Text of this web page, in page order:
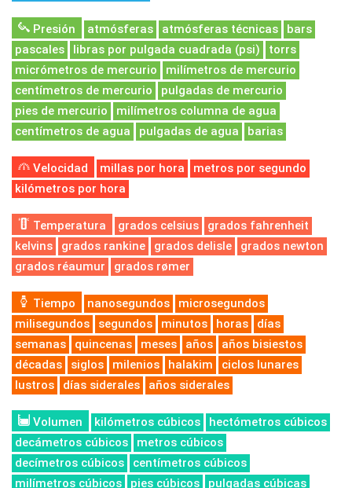
Presión atmósferas atmósferas técnicas
bars
pascales
libras por pulgada cuadrada (psi)
torrs
micrómetros de mercurio
milímetros de mercurio
centímetros de mercurio
pulgadas de mercurio
pies de mercurio
milímetros columna de agua
centímetros de agua
pulgadas de agua barias
Velocidad millas por hora
metros por segundo
kilómetros por hora
Temperatura grados celsius
grados fahrenheit
kelvins
grados rankine grados delisle
grados newton
grados réaumur
grados rømer
Tiempo nanosegundos
microsegundos
milisegundos
segundos minutos horas
días
semanas
quincenas meses años
años bisiestos
décadas
siglos milenios halakim
ciclos lunares
lustros
días siderales años siderales
Volumen kilómetros cúbicos
hectómetros cúbicos
decámetros cúbicos
metros cúbicos
decímetros cúbicos
centímetros cúbicos
milímetros cúbicos
pies cúbicos
pulgadas cúbicas